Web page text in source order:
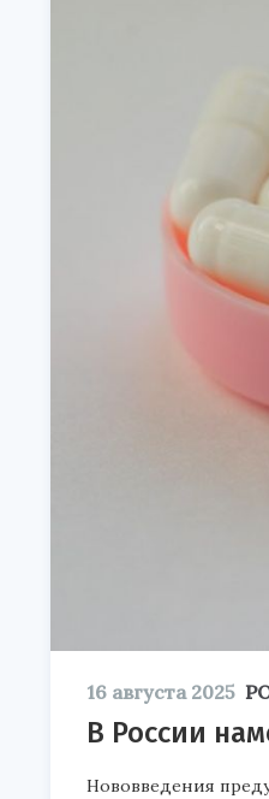
16 августа 2025
В России
Нововведения